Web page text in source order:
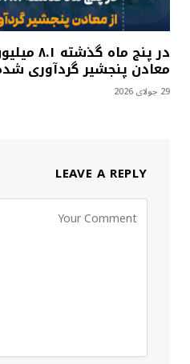
در پنج
معادن پنجشیر گردآوری
29 جولای 2026
LEAVE A REPLY